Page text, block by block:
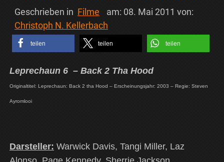
Geschrieben in Filme am: 08. Mai 2011 von:
Christoph N. Kellerbach
teilen teilen teilen
Leprechaun 6 – Back 2 Tha Hood
Originaltitel: Leprechaun: Back 2 tha Hood – Erscheinungsjahr: 2003 – Regie: Steven
Ayromlooi
Darsteller: Warwick Davis, Tangi Miller, Laz